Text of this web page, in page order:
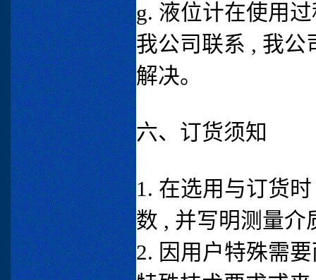
g. 液位计在使用
我公司联系 , 我公
解决。
六、订货须知
1. 在选用与订货
数 , 并写明测量介
2. 因用户特殊需